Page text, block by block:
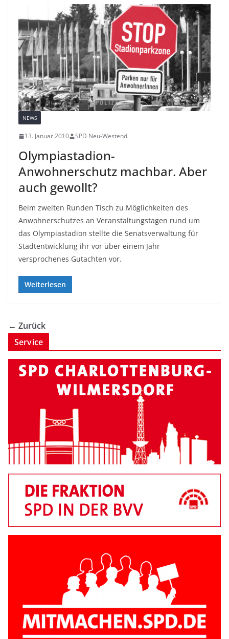
NEWS
13. Januar 2010 SPD Neu-Westend
Olympiastadion-
Anwohnerschutz machbar. Aber
auch gewollt?
Beim zweiten Runden Tisch zu Möglichkeiten des
Anwohnerschutzes an Veranstaltungstagen rund um
das Olympiastadion stellte die Senatsverwaltung für
Stadtentwicklung ihr vor über einem Jahr
versprochenes Gutachten vor.
Weiterlesen
← Zurück
Service